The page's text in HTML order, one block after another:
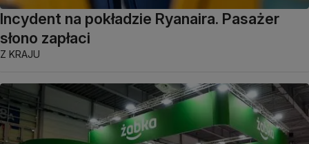
Incydent na pokładzie Ryanaira. Pasażer
słono zapłaci
Z KRAJU